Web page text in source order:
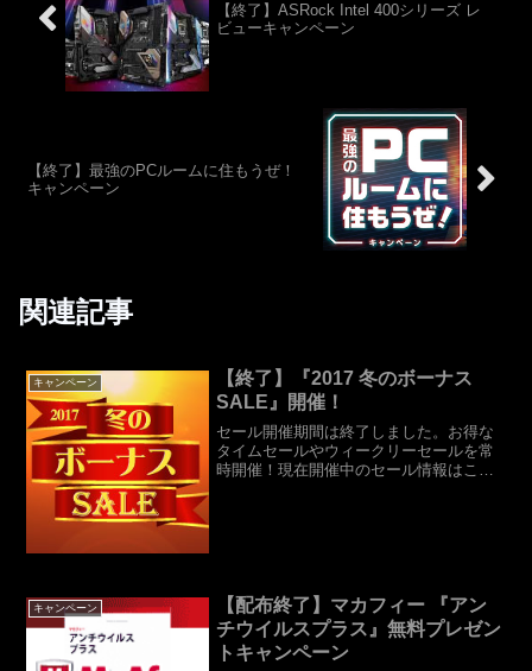
【終了】ASRock Intel 400シリーズ レ
ビューキャンペーン
【終了】最強のPCルームに住もうぜ！
キャンペーン
関連記事
キャンペーン
【終了】『2017 冬のボーナス
SALE』開催！
セール開催期間は終了しました。お得な
タイムセールやウィークリーセールを常
時開催！現在開催中のセール情報はこち
キャンペーン
【配布終了】マカフィー 『アン
チウイルスプラス』無料プレゼン
トキャンペーン